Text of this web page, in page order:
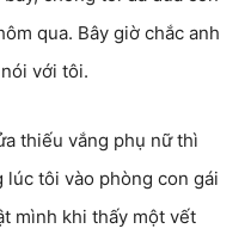
qua. Bây giờ chắc anh
với tôi.
thiếu vắng phụ nữ thì
lúc tôi vào phòng con gái
mình khi thấy một vết